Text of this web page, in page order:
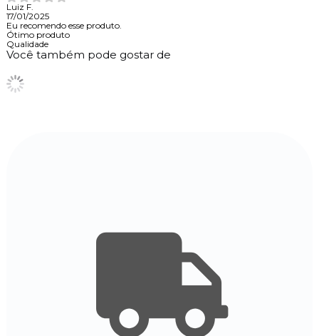
Luiz F.
17/01/2025
Eu recomendo esse produto.
Ótimo produto
Qualidade
Você também pode gostar de